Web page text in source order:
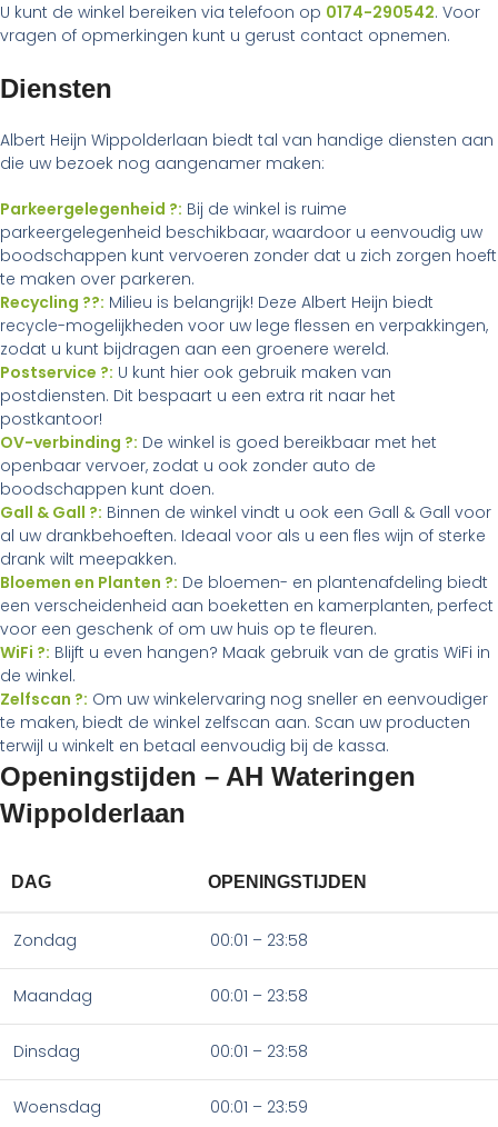
U kunt de winkel bereiken via telefoon op 0174-290542. Voor
vragen of opmerkingen kunt u gerust contact opnemen.
Diensten
Albert Heijn Wippolderlaan biedt tal van handige diensten aan
die uw bezoek nog aangenamer maken:
Parkeergelegenheid ?: Bij de winkel is ruime
parkeergelegenheid beschikbaar, waardoor u eenvoudig uw
boodschappen kunt vervoeren zonder dat u zich zorgen hoeft
te maken over parkeren.
Recycling ??: Milieu is belangrijk! Deze Albert Heijn biedt
recycle-mogelijkheden voor uw lege flessen en verpakkingen,
zodat u kunt bijdragen aan een groenere wereld.
Postservice ?: U kunt hier ook gebruik maken van
postdiensten. Dit bespaart u een extra rit naar het
postkantoor!
OV-verbinding ?: De winkel is goed bereikbaar met het
openbaar vervoer, zodat u ook zonder auto de
boodschappen kunt doen.
Gall & Gall ?: Binnen de winkel vindt u ook een Gall & Gall voor
al uw drankbehoeften. Ideaal voor als u een fles wijn of sterke
drank wilt meepakken.
Bloemen en Planten ?: De bloemen- en plantenafdeling biedt
een verscheidenheid aan boeketten en kamerplanten, perfect
voor een geschenk of om uw huis op te fleuren.
WiFi ?: Blijft u even hangen? Maak gebruik van de gratis WiFi in
de winkel.
Zelfscan ?: Om uw winkelervaring nog sneller en eenvoudiger
te maken, biedt de winkel zelfscan aan. Scan uw producten
terwijl u winkelt en betaal eenvoudig bij de kassa.
Openingstijden – AH Wateringen
Wippolderlaan
DAG OPENINGSTIJDEN
Zondag 00:01 – 23:58
Maandag 00:01 – 23:58
Dinsdag 00:01 – 23:58
Woensdag 00:01 – 23:59